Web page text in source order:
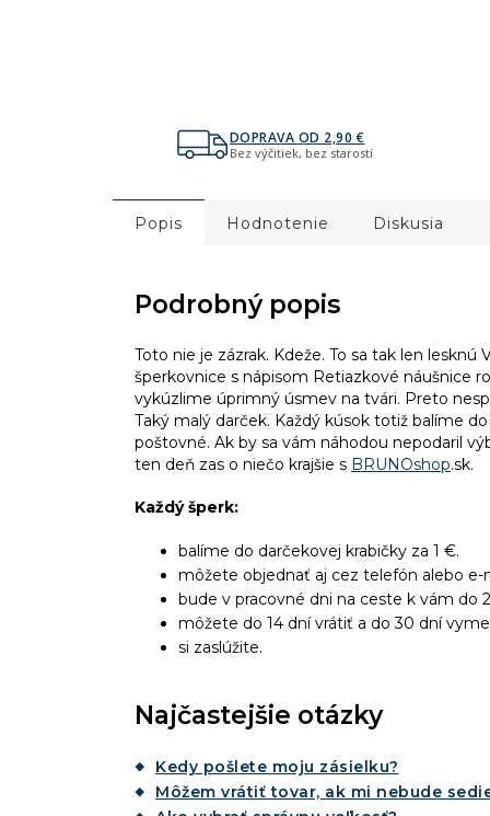
DOPRAVA OD 2,90 €
Bez výčitiek, bez starostí
Popis Hodnotenie Diskusia
Podrobný popis
Toto nie je zázrak. Kdeže. To sa tak len lesknú
šperkovnice s nápisom Retiazkové náušnice
vykúzlime úprimný úsmev na tvári. Preto
Taký malý darček. Každý kúsok totiž balíme
poštovné. Ak by sa vám náhodou nepodaril
ten deň zas o niečo krajšie s BRUNOshop.sk.
Každý šperk:
balíme do darčekovej krabičky za 1 €.
môžete objednať aj cez telefón alebo e-
bude v pracovné dni na ceste k vám do
môžete do 14 dní vrátiť a do 30 dní
si zaslúžite.
Najčastejšie otázky
Kedy pošlete moju zásielku?
Môžem vrátiť tovar, ak mi nebude